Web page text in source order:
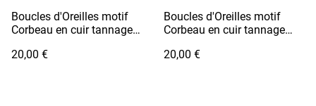
Boucles d'Oreilles motif
Corbeau en cuir tannage
20,00 €
Boucles d'Oreilles motif
Corbeau en cuir tannage
20,00 €